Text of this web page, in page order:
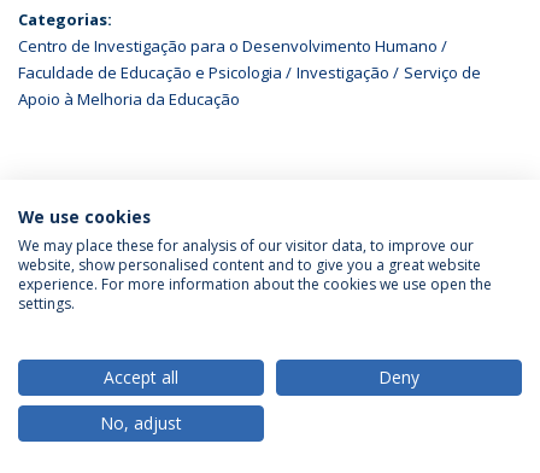
Categorias:
Centro de Investigação para o Desenvolvimento Humano
Faculdade de Educação e Psicologia
Investigação
Serviço de
Apoio à Melhoria da Educação
ÚLTIMAS NOTÍCIAS
Política de Privacidade
Termos & Condições
© 2026 Universidade Católica Portuguesa
We use cookies
We may place these for analysis of our visitor data, to improve our
website, show personalised content and to give you a great website
experience. For more information about the cookies we use open the
settings.
Accept all
Deny
No, adjust